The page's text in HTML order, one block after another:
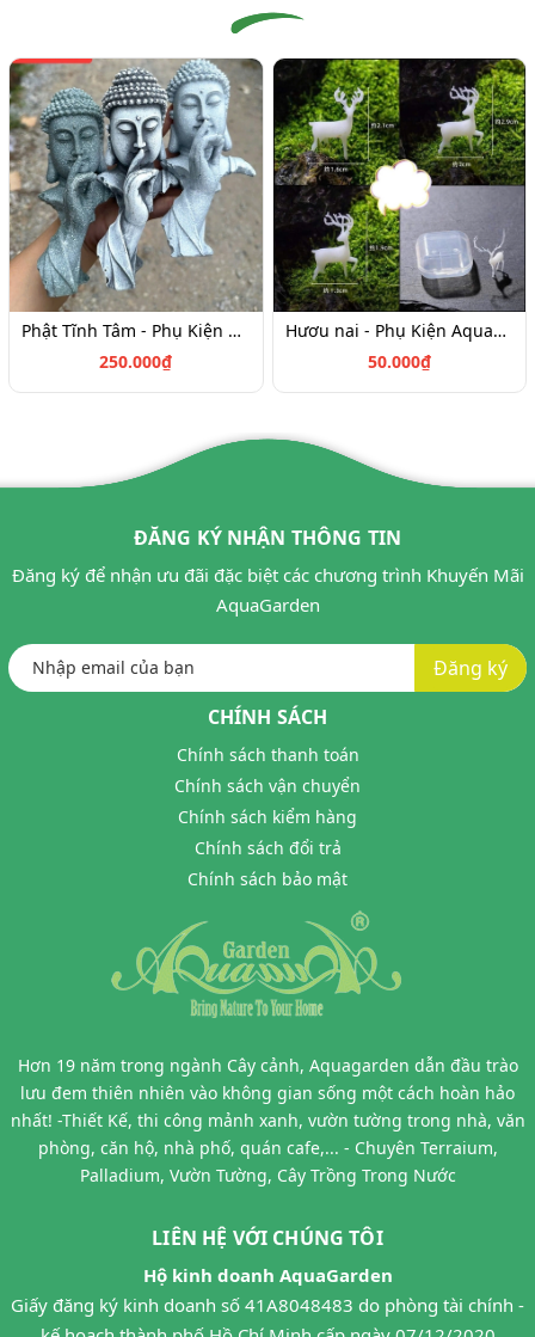
Phật Tĩnh Tâm - Phụ Kiện Aquagarden
250.000₫
Hươu nai - Phụ Kiện Aquagarden
50.000₫
ĐĂNG KÝ NHẬN THÔNG TIN
Đăng ký để nhận ưu đãi đặc biệt các chương trình Khuyến Mãi
AquaGarden
Đăng ký
CHÍNH SÁCH
Chính sách thanh toán
Chính sách vận chuyển
Chính sách kiểm hàng
Chính sách đổi trả
Chính sách bảo mật
Hơn 19 năm trong ngành Cây cảnh, Aquagarden dẫn đầu trào
lưu đem thiên nhiên vào không gian sống một cách hoàn hảo
nhất! -Thiết Kế, thi công mảnh xanh, vườn tường trong nhà, văn
phòng, căn hộ, nhà phố, quán cafe,... - Chuyên Terraium,
Palladium, Vườn Tường, Cây Trồng Trong Nước
LIÊN HỆ VỚI CHÚNG TÔI
Hộ kinh doanh AquaGarden
Giấy đăng ký kinh doanh số 41A8048483 do phòng tài chính -